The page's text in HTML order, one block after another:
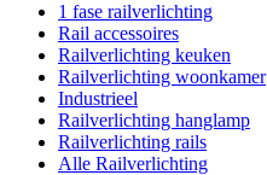
1 fase railverlichting
Rail accessoires
Railverlichting keuken
Railverlichting woonkamer
Industrieel
Railverlichting hanglamp
Railverlichting rails
Alle Railverlichting